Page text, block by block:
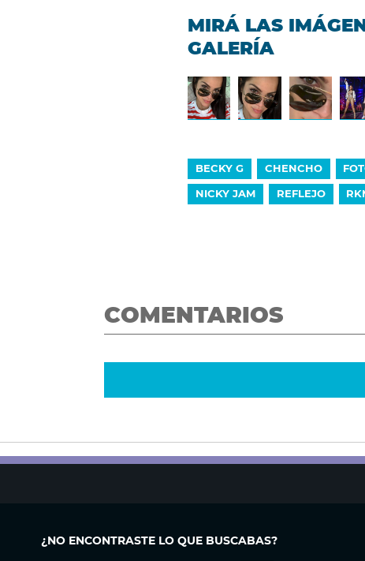
MIRÁ LAS
GALERÍA
BECKY G CHENCHO
NICKY JAM
REFLEJO
COMENTARIOS
¿NO ENCONTRASTE LO QUE BUSCABAS?